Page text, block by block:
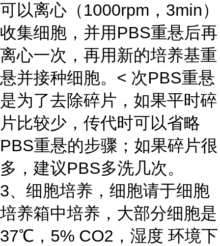
可以离心（1000rpm，3min）
收集细胞，并用PBS重悬后再
离心一次，再用新的培养基重
悬并接种细胞。< 次PBS重悬
是为了去除碎片，如果平时碎
片比较少，传代时可以省略
PBS重悬的步骤；如果碎片很
多，建议PBS多洗几次。
3、细胞培养，细胞请于细胞
培养箱中培养，大部分细胞是
37℃，5% CO2，湿度 环境下